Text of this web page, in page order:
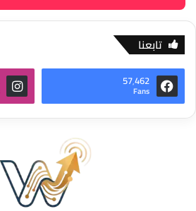
تابعنا
57٬462
Fans